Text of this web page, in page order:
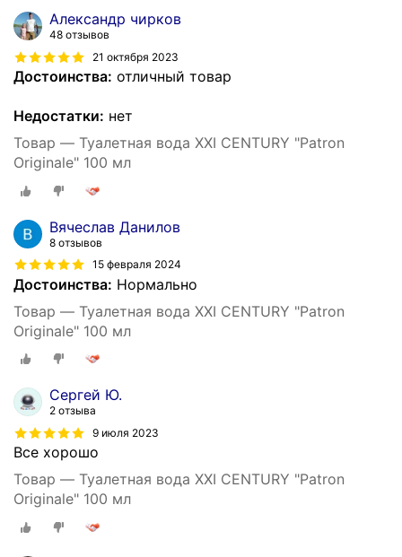
Александр чирков
48 отзывов
21 октября 2023
Достоинства: отличный товар
Недостатки: нет
Товар — Туалетная вода XXI CENTURY "Patron
Originale" 100 мл
Вячеслав Данилов
8 отзывов
15 февраля 2024
Достоинства: Нормально
Товар — Туалетная вода XXI CENTURY "Patron
Originale" 100 мл
Сергей Ю.
2 отзыва
9 июля 2023
Все хорошо
Товар — Туалетная вода XXI CENTURY "Patron
Originale" 100 мл